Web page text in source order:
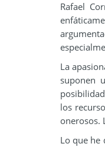
Rafael
La
suponen
los
onerosos.
Lo que he